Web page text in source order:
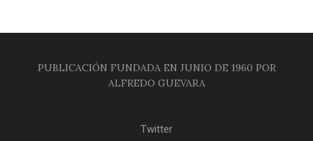
PUBLICACIÓN FUNDADA EN JUNIO DE 1960 POR
ALFREDO GUEVARA
Twitter